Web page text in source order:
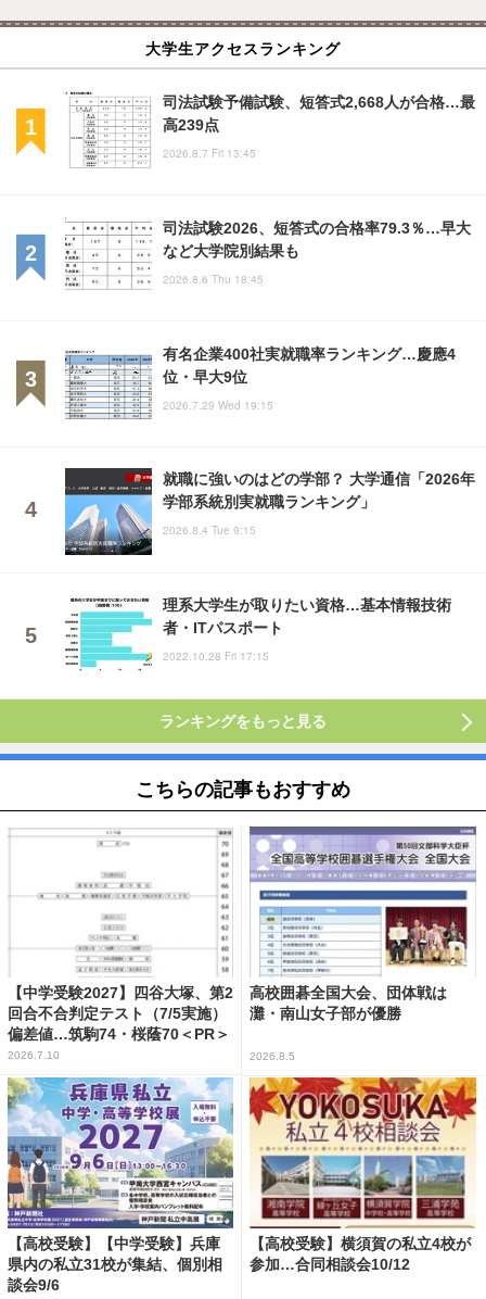
大学生アクセスランキング
司法試験予備試験、短答式2,668人が合格…最
高239点
2026.8.7 Fri 13:45
司法試験2026、短答式の合格率79.3％…早大
など大学院別結果も
2026.8.6 Thu 18:45
有名企業400社実就職率ランキング…慶應4
位・早大9位
2026.7.29 Wed 19:15
就職に強いのはどの学部？ 大学通信「2026年
学部系統別実就職ランキング」
2026.8.4 Tue 9:15
理系大学生が取りたい資格…基本情報技術
者・ITパスポート
2022.10.28 Fri 17:15
ランキングをもっと見る
こちらの記事もおすすめ
【中学受験2027】四谷大塚、第2
回合不合判定テスト（7/5実施）
偏差値…筑駒74・桜蔭70＜PR＞
2026.7.10
高校囲碁全国大会、団体戦は
灘・南山女子部が優勝
2026.8.5
【高校受験】【中学受験】兵庫
県内の私立31校が集結、個別相
談会9/6
【高校受験】横須賀の私立4校が
参加…合同相談会10/12